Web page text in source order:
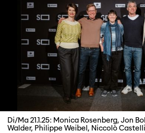
Di/Ma 21.1.25: Monica Rosenberg, Jon
Walder, Philippe Weibel, Niccolò Castelli